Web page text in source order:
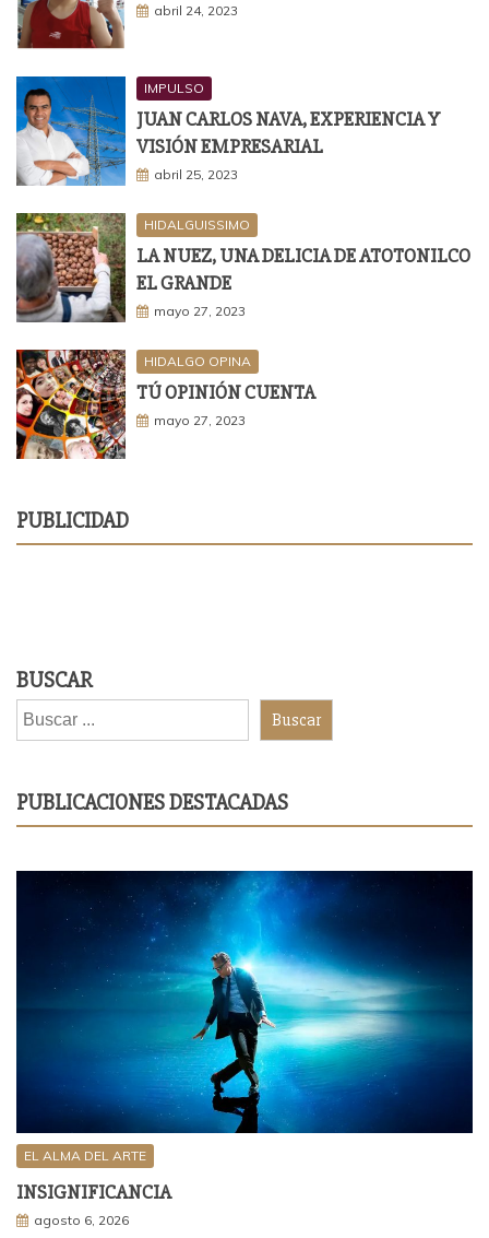
abril 24, 2023
IMPULSO
JUAN CARLOS NAVA, EXPERIENCIA Y
VISIÓN EMPRESARIAL
abril 25, 2023
HIDALGUISSIMO
LA NUEZ, UNA DELICIA DE ATOTONILCO
EL GRANDE
mayo 27, 2023
HIDALGO OPINA
TÚ OPINIÓN CUENTA
mayo 27, 2023
PUBLICIDAD
BUSCAR
Buscar
PUBLICACIONES DESTACADAS
EL ALMA DEL ARTE
INSIGNIFICANCIA
agosto 6, 2026